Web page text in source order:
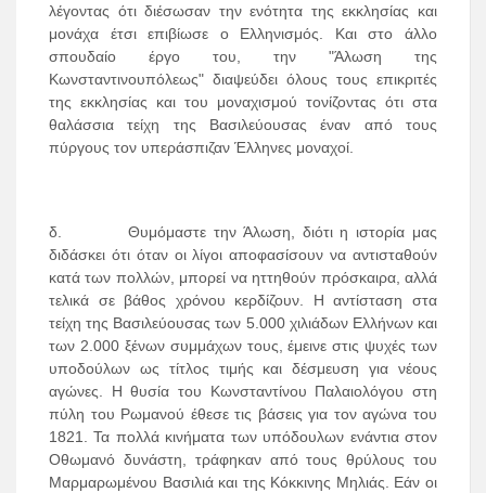
λέγοντας ότι διέσωσαν την ενότητα της εκκλησίας και
μονάχα έτσι επιβίωσε ο Ελληνισμός. Και στο άλλο
σπουδαίο έργο του, την "Άλωση της
Κωνσταντινουπόλεως" διαψεύδει όλους τους επικριτές
της εκκλησίας και του μοναχισμού τονίζοντας ότι στα
θαλάσσια τείχη της Βασιλεύουσας έναν από τους
πύργους τον υπεράσπιζαν Έλληνες μοναχοί.
δ. Θυμόμαστε την Άλωση, διότι η ιστορία μας
διδάσκει ότι όταν οι λίγοι αποφασίσουν να αντισταθούν
κατά των πολλών, μπορεί να ηττηθούν πρόσκαιρα, αλλά
τελικά σε βάθος χρόνου κερδίζουν. Η αντίσταση στα
τείχη της Βασιλεύουσας των 5.000 χιλιάδων Ελλήνων και
των 2.000 ξένων συμμάχων τους, έμεινε στις ψυχές των
υποδούλων ως τίτλος τιμής και δέσμευση για νέους
αγώνες. Η θυσία του Κωνσταντίνου Παλαιολόγου στη
πύλη του Ρωμανού έθεσε τις βάσεις για τον αγώνα του
1821. Τα πολλά κινήματα των υπόδουλων ενάντια στον
Οθωμανό δυνάστη, τράφηκαν από τους θρύλους του
Μαρμαρωμένου Βασιλιά και της Κόκκινης Μηλιάς. Εάν οι